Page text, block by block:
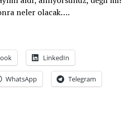
neler olacak….
LinkedIn
WhatsApp Telegram